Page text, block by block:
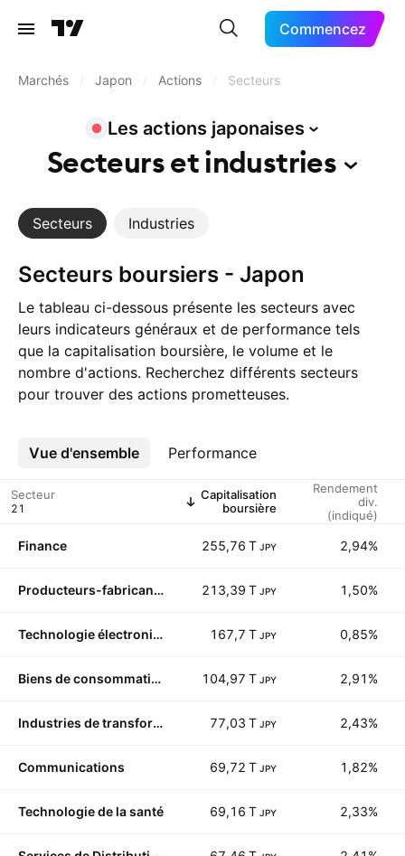
Commencez
Marchés Japon Actions Secteurs
Les actions japonaises
Secteurs etindustries
Secteurs Industries
Secteurs boursiers - Japon
Le tableau ci-dessous présente les secteurs avec
leurs indicateurs généraux et de performance tels
que la capitalisation boursière, le volume et le
nombre d'actions. Recherchez différents secteurs
pour trouver des actions prometteuses.
Vue d'ensemble Performance
Plus
Secteur
Capitalisation
boursière
Rendement
div.
(indiqué)
Finance 255,76 T JPY 2,94%
Producteurs-fabricants 213,39 T JPY 1,50%
Technologie électronique 167,7 T JPY 0,85%
Biens de consommation durables 104,97 T JPY 2,91%
Industries de transformation 77,03 T JPY 2,43%
Communications 69,72 T JPY 1,82%
Technologie de la santé 69,16 T JPY 2,33%